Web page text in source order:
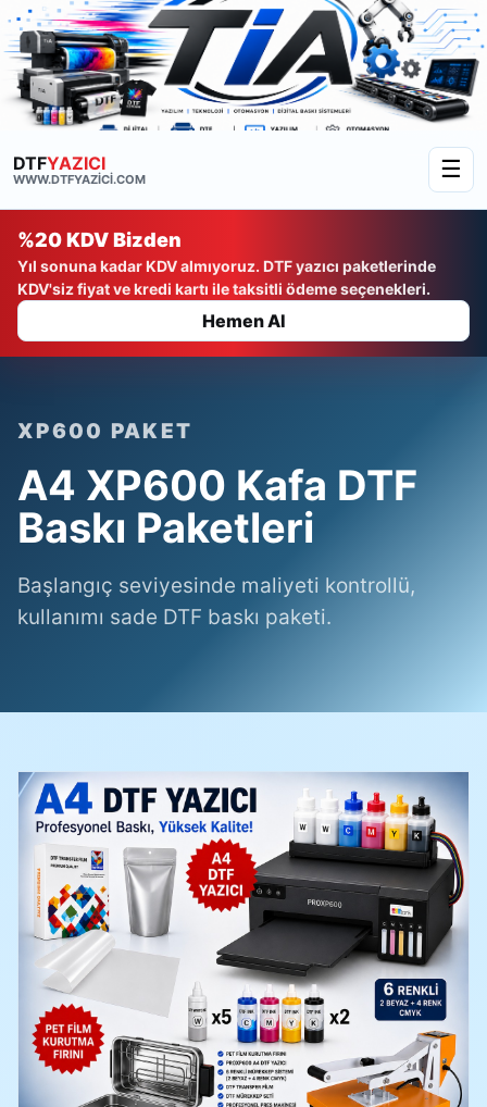
DTFYAZICI
WWW.DTFYAZICI.COM ☰
%20 KDV Bizden
Yıl sonuna kadar KDV almıyoruz. DTF yazıcı paketlerinde
KDV'siz fiyat ve kredi kartı ile taksitli ödeme seçenekleri.
Hemen Al
XP600 PAKET
A4 XP600 Kafa DTF
Baskı Paketleri
Başlangıç seviyesinde maliyeti kontrollü,
kullanımı sade DTF baskı paketi.